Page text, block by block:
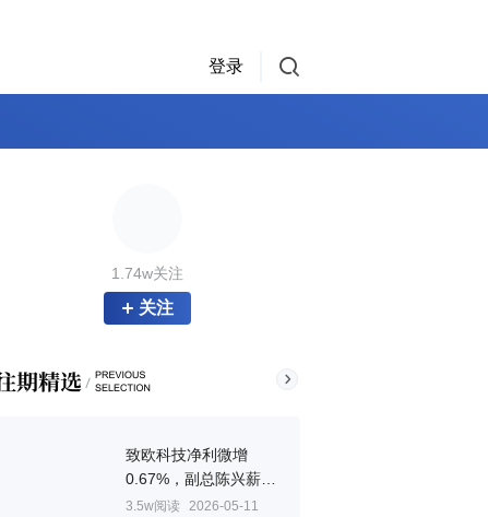
登录
1.74w关注
关注
致欧科技净利微增
0.67%，副总陈兴薪酬
434万元是董事长6倍
3.5w阅读 2026-05-11